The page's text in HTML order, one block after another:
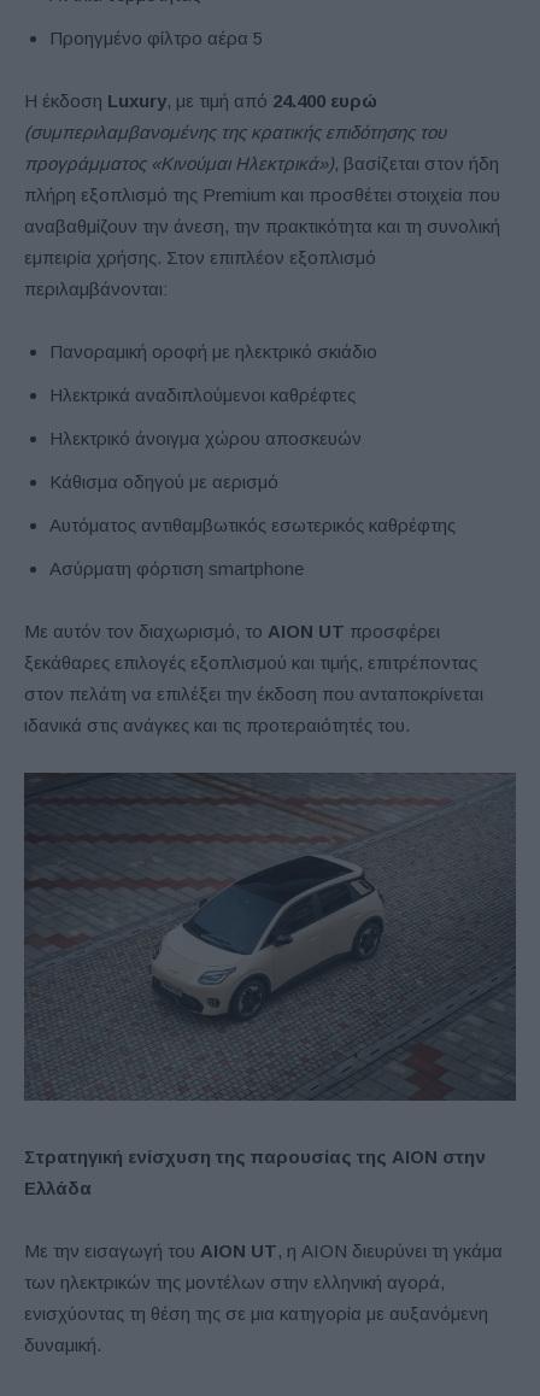
Προηγμένο φίλτρο αέρα 5
Η έκδοση Luxury, με τιμή από 24.400 ευρώ
(συμπεριλαμβανομένης της κρατικής επιδότησης του
προγράμματος «Κινούμαι Ηλεκτρικά»), βασίζεται στον ήδη
πλήρη εξοπλισμό της Premium και προσθέτει στοιχεία που
αναβαθμίζουν την άνεση, την πρακτικότητα και τη συνολική
εμπειρία χρήσης. Στον επιπλέον εξοπλισμό
περιλαμβάνονται:
Πανοραμική οροφή με ηλεκτρικό σκιάδιο
Ηλεκτρικά αναδιπλούμενοι καθρέφτες
Ηλεκτρικό άνοιγμα χώρου αποσκευών
Κάθισμα οδηγού με αερισμό
Αυτόματος αντιθαμβωτικός εσωτερικός καθρέφτης
Ασύρματη φόρτιση smartphone
Με αυτόν τον διαχωρισμό, το AION UT προσφέρει
ξεκάθαρες επιλογές εξοπλισμού και τιμής, επιτρέποντας
στον πελάτη να επιλέξει την έκδοση που ανταποκρίνεται
ιδανικά στις ανάγκες και τις προτεραιότητές του.
Στρατηγική ενίσχυση της παρουσίας της AION στην
Ελλάδα
Με την εισαγωγή του AION UT, η AION διευρύνει τη γκάμα
των ηλεκτρικών της μοντέλων στην ελληνική αγορά,
ενισχύοντας τη θέση της σε μια κατηγορία με αυξανόμενη
δυναμική.